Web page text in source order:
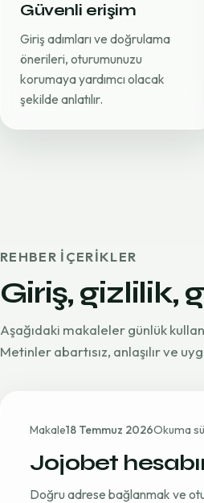
Güvenli erişim
Giriş adımları ve doğrulama
önerileri, oturumunuzu
korumaya yardımcı olacak
şekilde anlatılır.
REHBER IÇERIKLER
Giriş, gizlilik,
Aşağıdaki makaleler günlük
Metinler abartısız, anlaşılır ve
Makale18 Temmuz 2026Okuma
Jojobet
Doğru adrese bağlanmak ve